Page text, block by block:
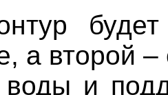
будет
а второй –
воды и